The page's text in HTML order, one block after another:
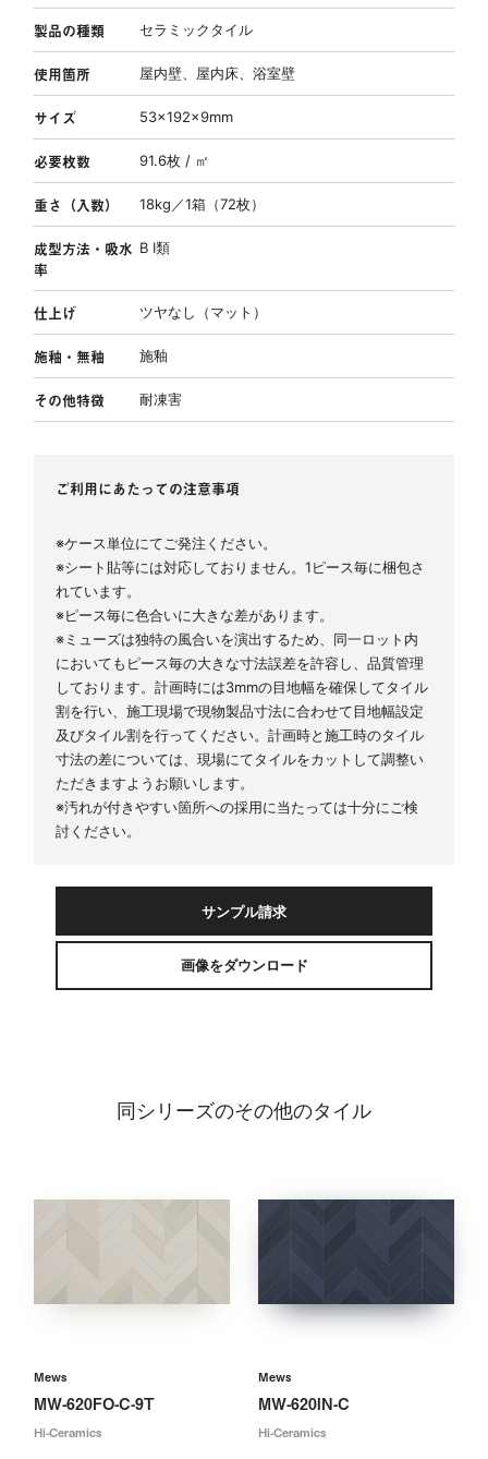
製品の種類 セラミックタイル
使用箇所 屋内壁、屋内床、浴室壁
サイズ 53×192×9mm
必要枚数 91.6枚 / ㎡
重さ（入数） 18kg／1箱（72枚）
成型方法・吸水
率
B Ⅰ類
仕上げ ツヤなし（マット）
施釉・無釉 施釉
その他特徴 耐凍害
ご利用にあたっての注意事項
※ケース単位にてご発注ください。
※シート貼等には対応しておりません。1ピース毎に梱包さ
れています。
※ピース毎に色合いに大きな差があります。
※ミューズは独特の風合いを演出するため、同一ロット内
においてもピース毎の大きな寸法誤差を許容し、品質管理
しております。計画時には3mmの目地幅を確保してタイル
割を行い、施工現場で現物製品寸法に合わせて目地幅設定
及びタイル割を行ってください。計画時と施工時のタイル
寸法の差については、現場にてタイルをカットして調整い
ただきますようお願いします。
※汚れが付きやすい箇所への採用に当たっては十分にご検
討ください。
サンプル請求
画像をダウンロード
同シリーズのその他のタイル
Mews
MW-620FO-C-9T
Hi-Ceramics
Mews
MW-620IN-C
Hi-Ceramics